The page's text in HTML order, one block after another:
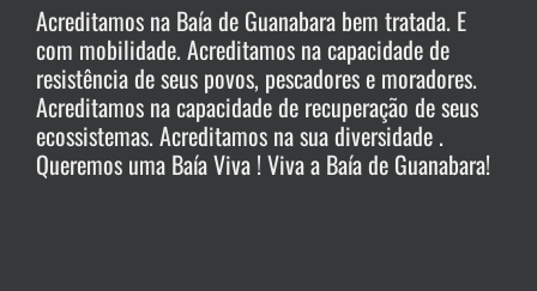
Acreditamos na Baía de Guanabara bem tratada. E
com mobilidade. Acreditamos na capacidade de
resistência de seus povos, pescadores e moradores.
Acreditamos na capacidade de recuperação de seus
ecossistemas. Acreditamos na sua diversidade .
Queremos uma Baía Viva ! Viva a Baía de Guanabara!